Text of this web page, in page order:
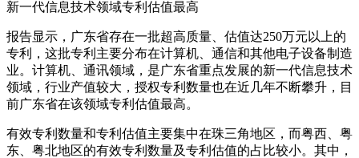
新一代信息技术领域专利估值最高
报告显示，广东省存在一批超高质量、估值达250万元以上的
专利，这批专利主要分布在计算机、通信和其他电子设备制造
业。计算机、通讯领域，是广东省重点发展的新一代信息技术
领域，行业产值较大，授权专利数量也在近几年不断攀升，目
前广东省在该领域专利估值最高。
有效专利数量和专利估值主要集中在珠三角地区，而粤西、粤
东、粤北地区的有效专利数量及专利估值的占比较小。其中，